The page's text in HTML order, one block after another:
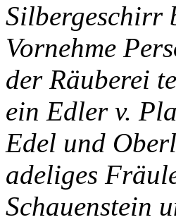
Silbergeschirr
Vornehme
der Räuberei
ein Edler v.
Edel und
adeliges
Schauenstein